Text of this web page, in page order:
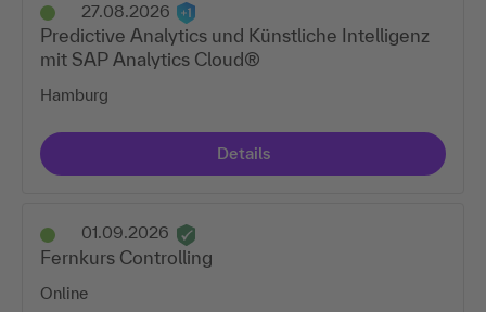
27.08.2026
Predictive Analytics und Künstliche Intelligenz
mit SAP Analytics Cloud®
Hamburg
Details
01.09.2026
Fernkurs Controlling
Online